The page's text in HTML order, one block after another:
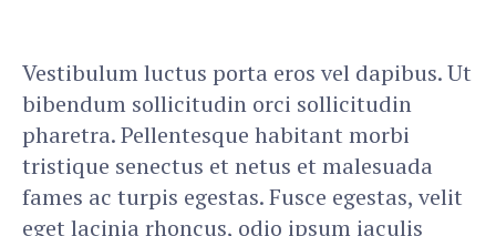
Vestibulum luctus porta eros vel dapibus. Ut
bibendum sollicitudin orci sollicitudin
pharetra. Pellentesque habitant morbi
tristique senectus et netus et malesuada
fames ac turpis egestas. Fusce egestas, velit
eget lacinia rhoncus, odio ipsum iaculis